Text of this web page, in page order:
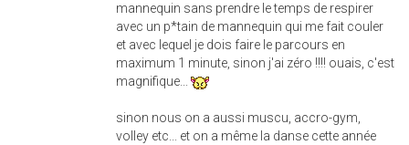
mannequin sans prendre le temps de respirer
avec un p*tain de mannequin qui me fait couler
et avec lequel je dois faire le parcours en
maximum 1 minute, sinon j'ai zéro !!!! ouais, c'est
magnifique...
sinon nous on a aussi muscu, accro-gym,
volley etc... et on a même la danse cette année